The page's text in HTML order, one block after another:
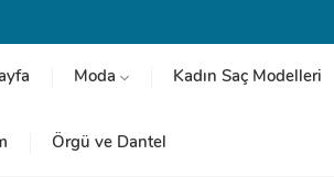
Moda Kadın Saç Modelleri
Örgü ve Dantel